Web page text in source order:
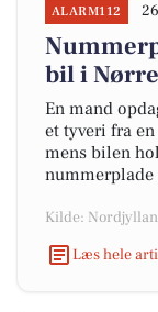
ALARM112
bil i
En mand
et tyveri fra
mens bilen
Kilde:
Læs hele